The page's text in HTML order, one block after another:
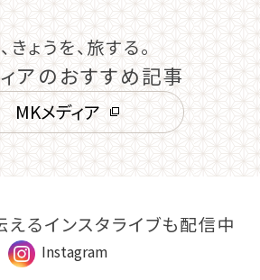
きょうを、旅する。
アのおすすめ記事
MKメディア
えるインスタライブも配信中
Instagram